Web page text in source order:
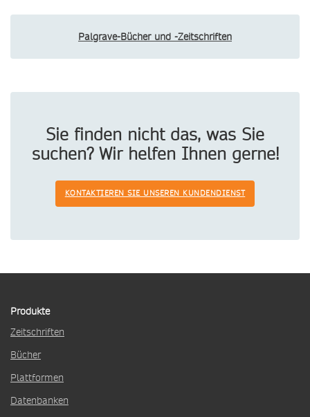
Palgrave-Bücher und -Zeitschriften
Sie finden nicht das, was Sie
suchen? Wir helfen Ihnen gerne!
KONTAKTIEREN SIE UNSEREN KUNDENDIENST
Produkte
Zeitschriften
Bücher
Plattformen
Datenbanken